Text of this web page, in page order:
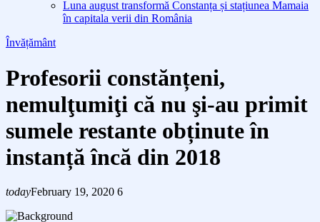
Luna august transformă Constanța și stațiunea Mamaia
în capitala verii din România
Învățământ
Profesorii constănțeni,
nemulţumiţi că nu şi-au primit
sumele restante obținute în
instanță încă din 2018
todayFebruary 19, 2020 6